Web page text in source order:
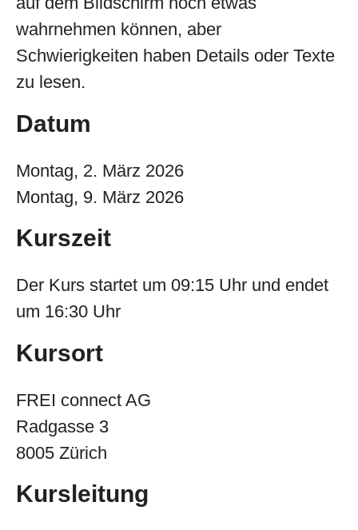
wahrnehmen können, aber
Schwierigkeiten haben Details oder Texte
zu lesen.
Datum
Montag, 2. März 2026
Montag, 9. März 2026
Kurszeit
Der Kurs startet um 09:15 Uhr und endet
um 16:30 Uhr
Kursort
FREI connect AG
Radgasse 3
8005 Zürich
Kursleitung